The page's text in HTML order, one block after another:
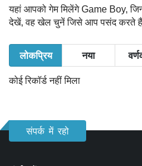
यहां आपको गेम मिलेंगे Game Boy,
देखें, वह खेल चुनें जिसे आप पसंद करते
लोकप्रिय नया
कोई रिकॉर्ड नहीं मिला
संपर्क में रहो